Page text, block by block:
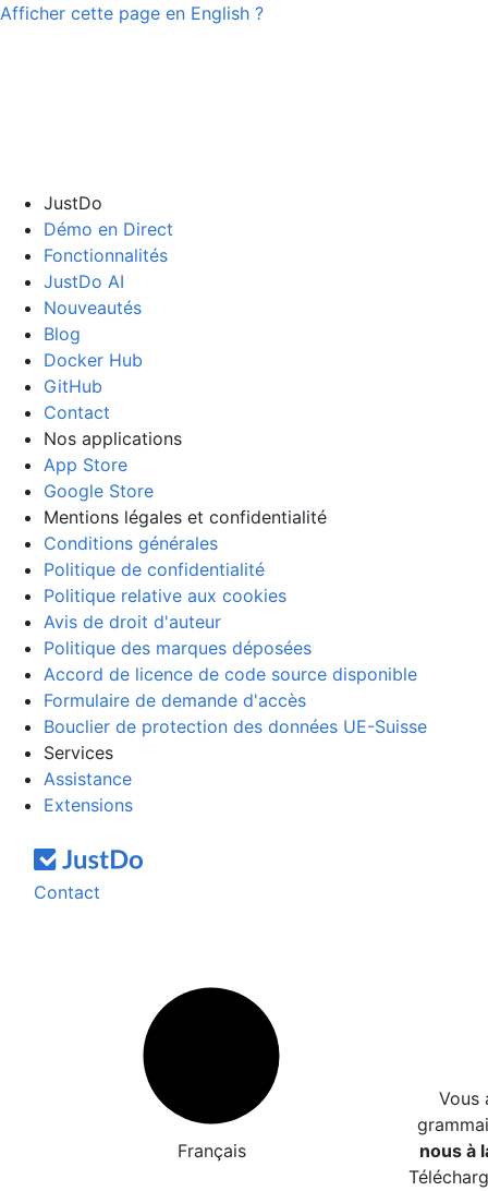
Afficher cette page en English ?
JustDo
Démo en Direct
Fonctionnalités
JustDo AI
Nouveautés
Blog
Docker Hub
GitHub
Contact
Nos applications
App Store
Google Store
Mentions légales et confidentialité
Conditions générales
Politique de confidentialité
Politique relative aux cookies
Avis de droit d'auteur
Politique des marques déposées
Accord de licence de code source disponible
Formulaire de demande d'accès
Bouclier de protection des données UE-Suisse
Services
Assistance
Extensions
Contact
Français
Vous
nous à